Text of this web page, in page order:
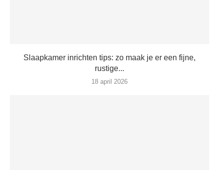
Slaapkamer inrichten tips: zo maak je er een fijne,
rustige...
18 april 2026